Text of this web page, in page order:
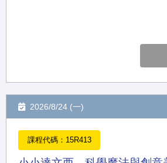
2026/8/24 (一)
課程代碼：15R413